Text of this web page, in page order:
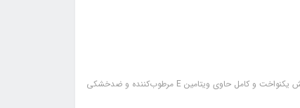
سایر مشخصات: بافت نرم و مخملی جلوه مات و طبیعی رنگدانه‌ غلیظ و پررنگ پوشش یکنواخت و کامل حاوی ویتامین E مرطوب‌کننده و ضدخشکی